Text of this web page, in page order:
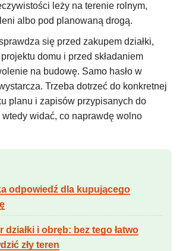
leży na terenie rolnym,
albo pod planowaną drogą.
się przed zakupem działki,
domu i przed składaniem
na budowę. Samo hasło w
Trzeba dotrzeć do konkretnej
planu i zapisów przypisanych do
wtedy widać, co naprawdę wolno
odpowiedź dla kupującego
działki i obręb: bez tego łatwo
zły teren